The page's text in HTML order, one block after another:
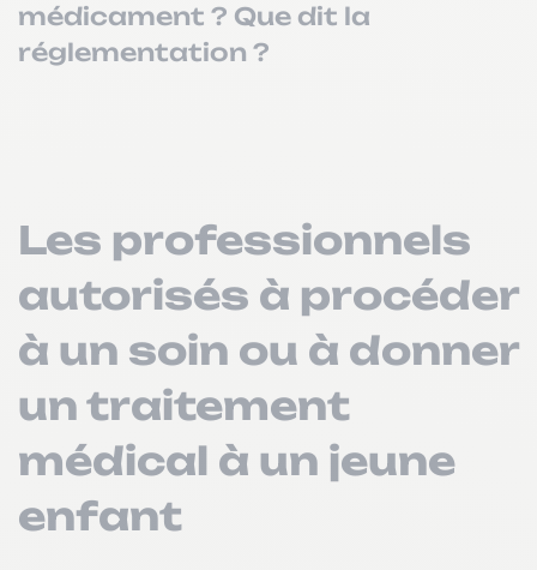
médicament ? Que dit la
réglementation ?
Les professionnels
autorisés à procéder
à un soin ou à donner
un traitement
médical à un jeune
enfant